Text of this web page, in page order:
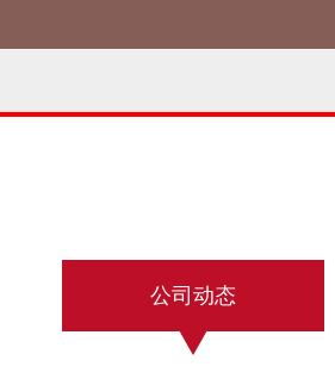
公司动态